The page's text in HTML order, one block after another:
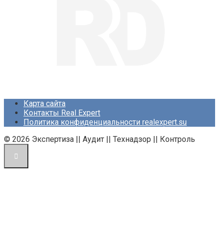
Карта сайта
Контакты Real Expert
Политика конфиденциальности realexpert.su
© 2026 Экспертиза || Аудит || Технадзор || Контроль